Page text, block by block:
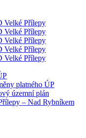
Velké Přílepy
Velké Přílepy
Velké Přílepy
Velké Přílepy
Velké Přílepy
platného ÚP
územní plán
– Nad Rybníkem